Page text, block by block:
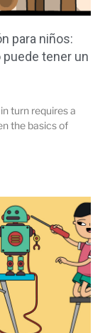
para niños:
tener un
turn requires a
the basics of